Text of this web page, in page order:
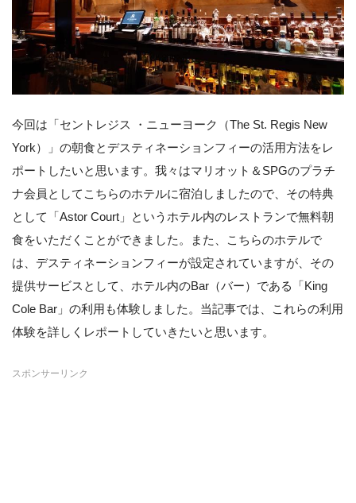
今回は「セントレジス ・ニューヨーク（The St. Regis New
York）」の朝食とデスティネーションフィーの活用方法をレ
ポートしたいと思います。我々はマリオット＆SPGのプラチ
ナ会員としてこちらのホテルに宿泊しましたので、その特典
として「Astor Court」というホテル内のレストランで無料朝
食をいただくことができました。また、こちらのホテルで
は、デスティネーションフィーが設定されていますが、その
提供サービスとして、ホテル内のBar（バー）である「King
Cole Bar」の利用も体験しました。当記事では、これらの利用
体験を詳しくレポートしていきたいと思います。
スポンサーリンク